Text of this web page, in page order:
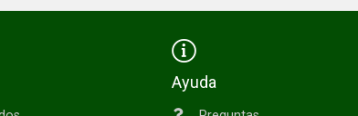
Ayuda